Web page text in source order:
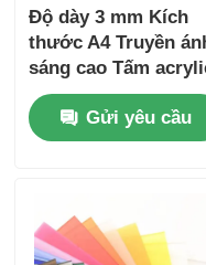
Độ dày 3 mm Kích
thước A4 Truyền
sáng cao Tấm
trong suốt Bảng
khiển PMMA cho
bảng hiệu và đồ thủ
Gửi yêu cầu